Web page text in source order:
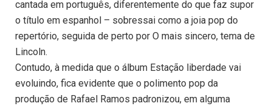
cantada em português, diferentemente do que faz supor
o título em espanhol – sobressai como a joia pop do
repertório, seguida de perto por O mais sincero, tema de
Lincoln.
Contudo, à medida que o álbum Estação liberdade vai
evoluindo, fica evidente que o polimento pop da
produção de Rafael Ramos padronizou, em alguma